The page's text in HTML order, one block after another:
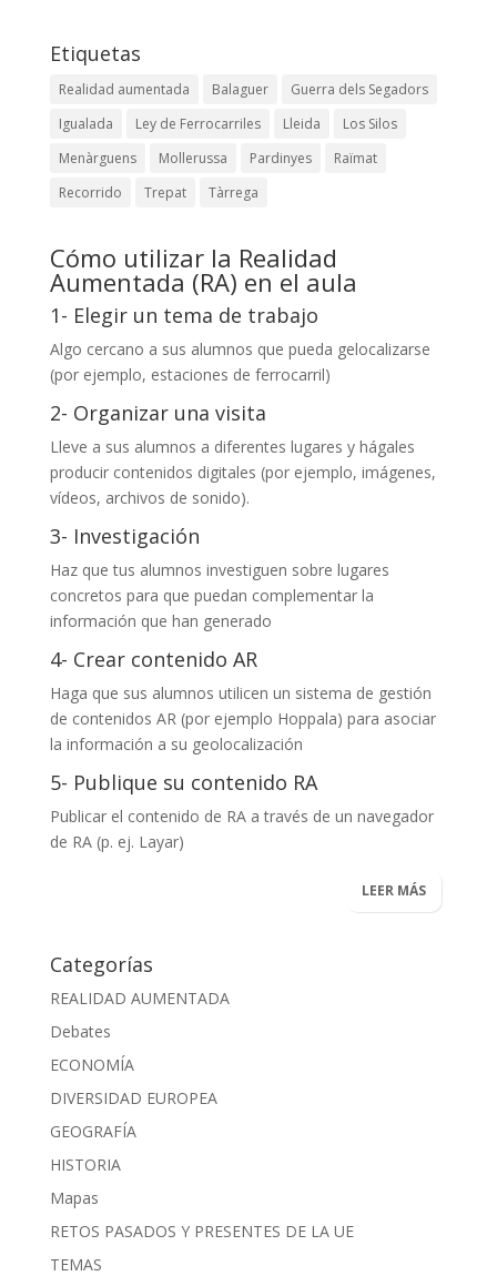
Etiquetas
Realidad aumentada Balaguer
Guerra dels Segadors
Igualada
Ley de Ferrocarriles Lleida
Los Silos
Menàrguens
Mollerussa Pardinyes
Raïmat
Recorrido
Trepat Tàrrega
Cómo utilizar la Realidad
Aumentada (RA) en el aula
1- Elegir un tema de trabajo
Algo cercano a sus alumnos que pueda gelocalizarse
(por ejemplo, estaciones de ferrocarril)
2- Organizar una visita
Lleve a sus alumnos a diferentes lugares y hágales
producir contenidos digitales (por ejemplo, imágenes,
vídeos, archivos de sonido).
3- Investigación
Haz que tus alumnos investiguen sobre lugares
concretos para que puedan complementar la
información que han generado
4- Crear contenido AR
Haga que sus alumnos utilicen un sistema de gestión
de contenidos AR (por ejemplo Hoppala) para asociar
la información a su geolocalización
5- Publique su contenido RA
Publicar el contenido de RA a través de un navegador
de RA (p. ej. Layar)
LEER MÁS
Categorías
REALIDAD AUMENTADA
Debates
ECONOMÍA
DIVERSIDAD EUROPEA
GEOGRAFÍA
HISTORIA
Mapas
RETOS PASADOS Y PRESENTES DE LA UE
TEMAS